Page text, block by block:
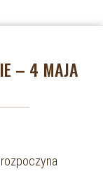
– 4 MAJA